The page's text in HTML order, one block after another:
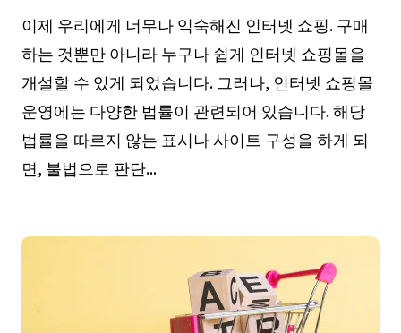
이제 우리에게 너무나 익숙해진 인터넷 쇼핑. 구매
하는 것뿐만 아니라 누구나 쉽게 인터넷 쇼핑몰을
개설할 수 있게 되었습니다. 그러나, 인터넷 쇼핑몰
운영에는 다양한 법률이 관련되어 있습니다. 해당
법률을 따르지 않는 표시나 사이트 구성을 하게 되
면, 불법으로 판단...